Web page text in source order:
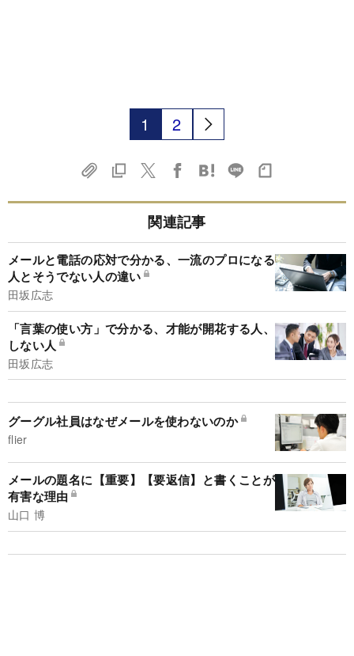
1 2
関連記事
メールと電話の応対で分かる、一流のプロになる
人とそうでない人の違い
田坂広志
「言葉の使い方」で分かる、才能が開花する人、
しない人
田坂広志
グーグル社員はなぜメールを使わないのか
flier
メールの題名に【重要】【要返信】と書くことが
有害な理由
山口 博